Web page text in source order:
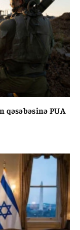
qəsəbəsinə PUA